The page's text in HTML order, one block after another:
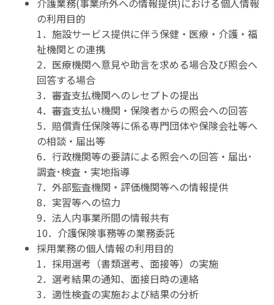
介護業務(事業所外への情報提供)における個人情報
の利用目的
1．施設サービス提供に伴う保健・医療・介護・福
祉機関との連携
2．医療機関へ意見や助言を求める場合及び照会へ
回答する場合
3．審査支払機関へのレセプトの提出
4．審査支払い機関・保険者からの照会への回答
5．賠償責任保険等に係る専門団体や保険会社等へ
の相談・届出等
6．行政機関等の要請による照会への回答・届出･
調査･検査・実地指導
7．外部監査機関・評価機関等への情報提供
8．実習等への協力
9．法人内事業所間の情報共有
10．介護保険事務等の業務委託
採用業務の個人情報の利用目的
1．採用選考（書類選考、面接等）の実施
2．選考結果の通知、面接日時の連絡
3．適性検査の実施および結果の分析